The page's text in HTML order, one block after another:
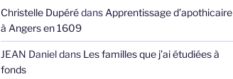
Christelle Dupérédans Apprentissage d’apothicaire
à Angers en 1609
JEAN Danieldans Les familles que j’ai étudiées à
fonds